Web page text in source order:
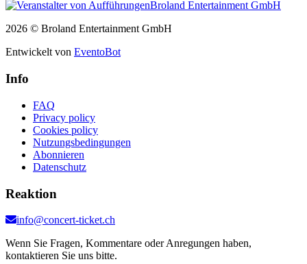
2026 © Broland Entertainment GmbH
Entwickelt von EventoBot
Info
FAQ
Privacy policy
Cookies policy
Nutzungsbedingungen
Abonnieren
Datenschutz
Reaktion
info@concert-ticket.ch
Wenn Sie Fragen, Kommentare oder Anregungen haben,
kontaktieren Sie uns bitte.